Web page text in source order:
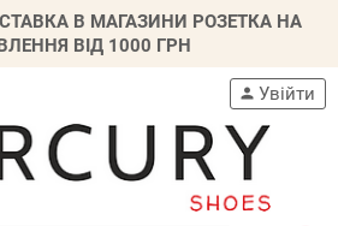
В МАГАЗИНИ РОЗЕТКА НА
ВІД 1000 ГРН
person Увійти